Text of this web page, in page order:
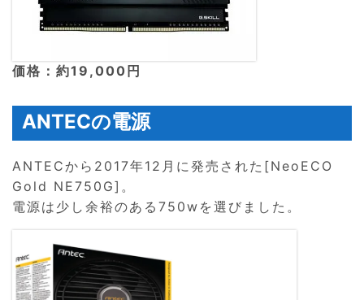
価格：約19,000円
ANTECの電源
ANTECから2017年12月に発売された[NeoECO
Gold NE750G]。
電源は少し余裕のある750wを選びました。